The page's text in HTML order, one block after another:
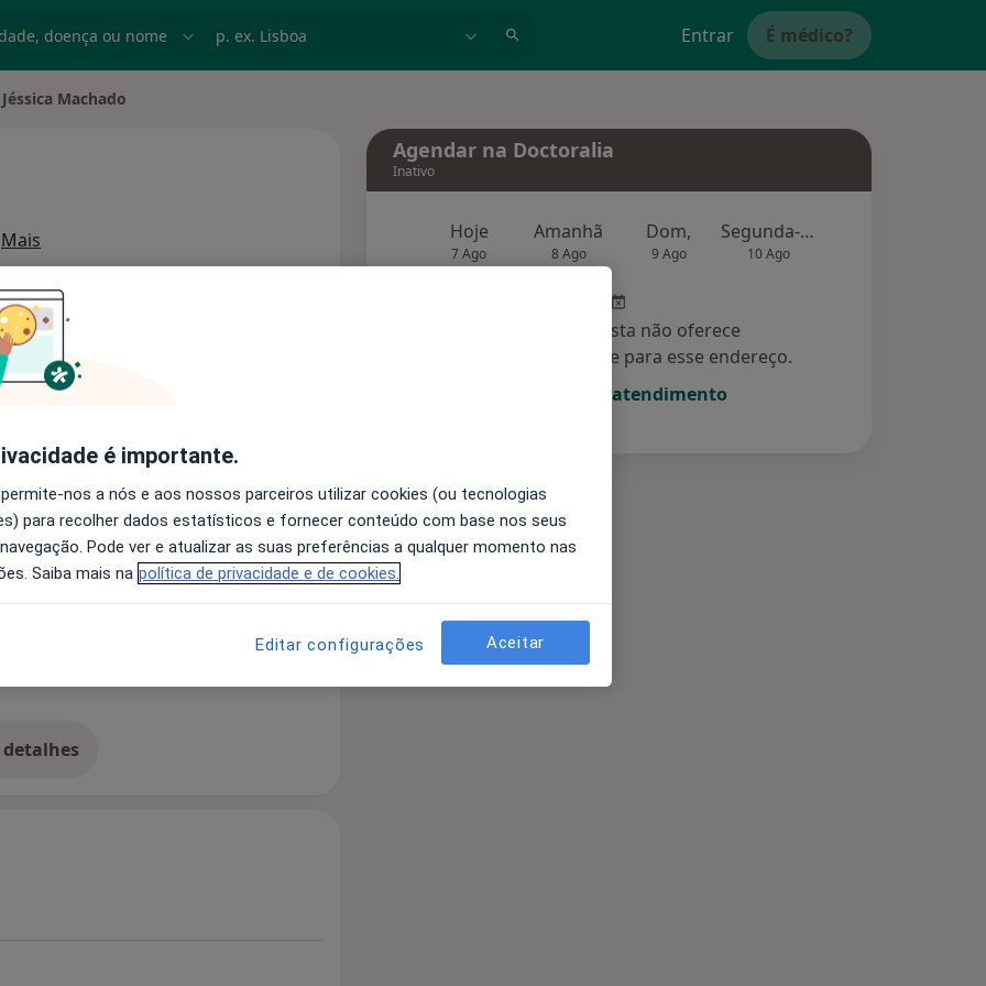
Entrar É médico?
de cidade
Jéssica Machado
Mais
Solicite um atendimento
Ocupacional. Sou apaixonada por
que me levou a querer
trabalho, porque
a diferença na vida
esta terapia e de
consiste em
realização das
Ao identificar a
a experiência
Agendar na Doctoralia
Inativo
Hoje
7 Ago
Amanhã
8 Ago
Dom,
9 Ago
Segunda-feira
10 Ago
Esse especialista não oferece
agendamento online para esse endereço.
Solicite um atendimento
é importante.
nos a nós e aos nossos parceiros utilizar cookies (ou tecnologias
para recolher dados estatísticos e fornecer conteúdo com base nos seus
Pode ver e atualizar as suas preferências a qualquer momento nas
Saiba mais na política de privacidade e de cookies.
Editar configurações Aceitar